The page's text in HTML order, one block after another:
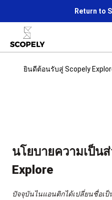
Return to
ยินดีต้อนรับสู่ Scopely
นโยบายความเป็น
Explore
ปัจจุบันไนแอนติกได้เปลี่ยนชื่อเป็น